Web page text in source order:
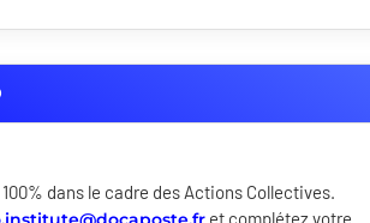
dans le cadre des Actions Collectives.
et complétez votre